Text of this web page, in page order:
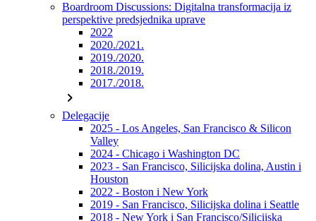
Boardroom Discussions: Digitalna transformacija iz
perspektive predsjednika uprave
2022
2020./2021.
2019./2020.
2018./2019.
2017./2018.
chevron_right
Delegacije
2025 - Los Angeles, San Francisco & Silicon
Valley
2024 - Chicago i Washington DC
2023 - San Francisco, Silicijska dolina, Austin i
Houston
2022 - Boston i New York
2019 - San Francisco, Silicijska dolina i Seattle
2018 - New York i San Francisco/Silicijska